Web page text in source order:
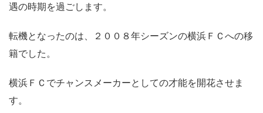
遇の時期を過ごします。
転機となったのは、２００８年シーズンの横浜ＦＣへの移
籍でした。
横浜ＦＣでチャンスメーカーとしての才能を開花させま
す。